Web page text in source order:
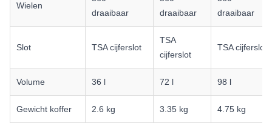
Wielen
draaibaar
draaibaar
draaibaar
Slot TSA cijferslot
TSA
cijferslot
TSA cijferslot
Volume 36 l 72 l 98 l
Gewicht koffer 2.6 kg 3.35 kg 4.75 kg